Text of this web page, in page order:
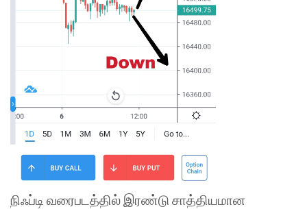
நிஃப்டி வரைபடத்தில் இரண்டு சாத்தியமான